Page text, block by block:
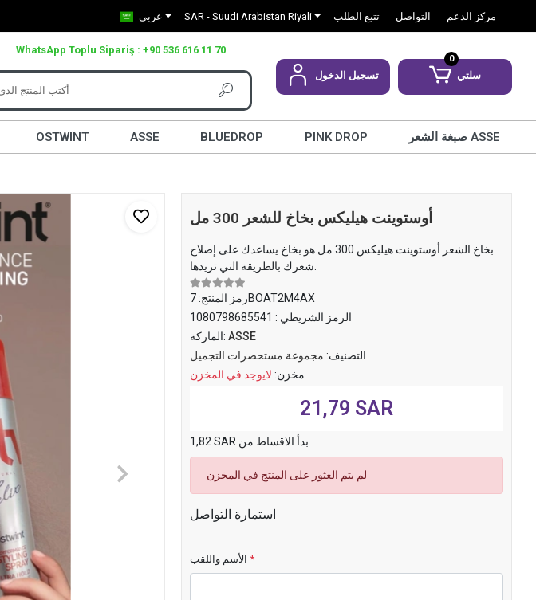
عربى SAR - Suudi Arabistan Riyali تتبع الطلب التواصل مركز الدعم
WhatsApp Toplu Sipariş : +90 536 616 11 70
تسجيل الدخول
0
سلتي
OSTWINT ASSE BLUEDROP PINK DROP صبغة الشعر ASSE
أوستوينت هيليكس بخاخ للشعر 300 مل
بخاخ الشعر أوستوينت هيليكس 300 مل هو بخاخ يساعدك على إصلاح
رمز المنتج:7BOAT2M4AX
الرمز الشريطي : 1080798685541
الماركة:ASSE
التصنيف: مجموعة مستحضرات التجميل
مخزن: لايوجد في المخزن
21,79 SAR
1,82 SAR بدأ الاقساط من
لم يتم العثور على المنتج في المخزن
استمارة التواصل
الأسم واللقب*